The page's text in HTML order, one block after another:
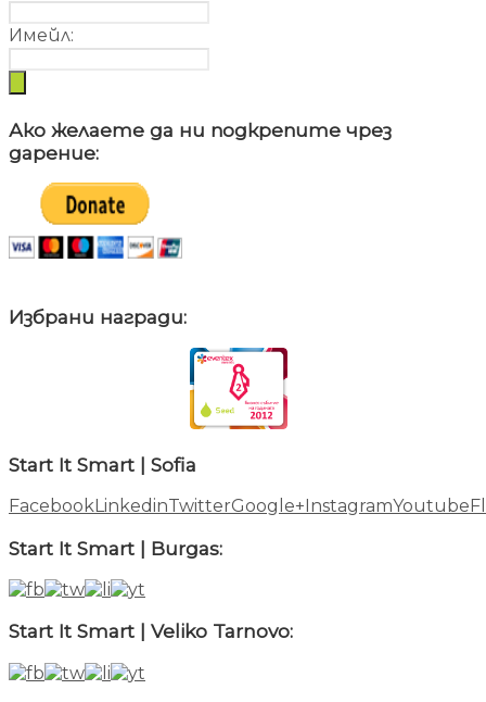
Имейл:
Ако желаете да ни подкрепите чрез
дарение:
Избрани награди:
Start It Smart | Sofia
FacebookLinkedinTwitterGoogle+ InstagramYoutube
Start It Smart | Burgas:
Start It Smart | Veliko Tarnovo: